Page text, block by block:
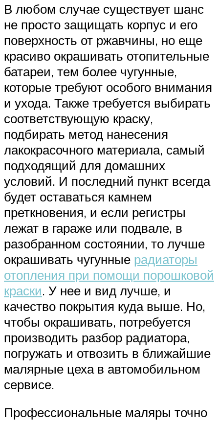
В любом случае существует шанс
не просто защищать корпус и его
поверхность от ржавчины, но еще
красиво окрашивать отопительные
батареи, тем более чугунные,
которые требуют особого внимания
и ухода. Также требуется выбирать
соответствующую краску,
подбирать метод нанесения
лакокрасочного материала, самый
подходящий для домашних
условий. И последний пункт всегда
будет оставаться камнем
преткновения, и если регистры
лежат в гараже или подвале, в
разобранном состоянии, то лучше
окрашивать чугунные радиаторы
отопления при помощи порошковой
краски. У нее и вид лучше, и
качество покрытия куда выше. Но,
чтобы окрашивать, потребуется
производить разбор радиатора,
погружать и отвозить в ближайшие
малярные цеха в автомобильном
сервисе.
Профессиональные маляры точно